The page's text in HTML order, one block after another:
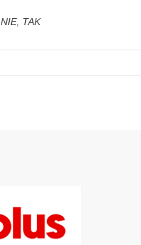
NIE, TAK